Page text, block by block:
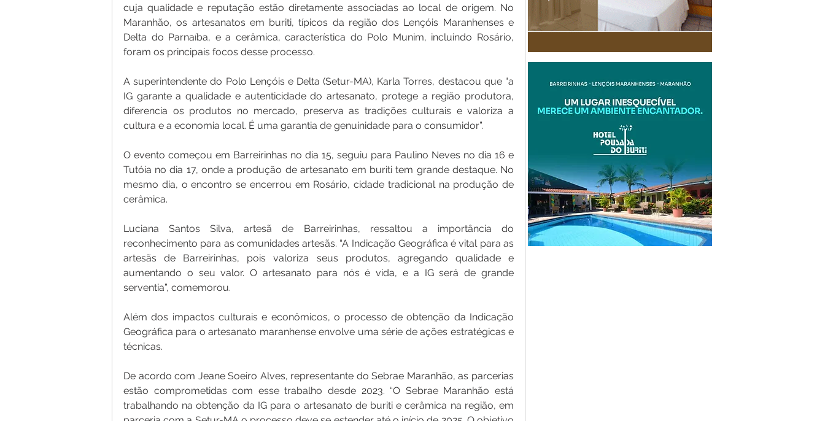
cuja qualidade e reputação estão diretamente associadas ao local de origem. No
Maranhão, os artesanatos em buriti, típicos da região dos Lençóis Maranhenses e
Delta do Parnaíba, e a cerâmica, característica do Polo Munim, incluindo Rosário,
foram os principais focos desse processo.
A superintendente do Polo Lençóis e Delta (Setur-MA), Karla Torres, destacou que “a
IG garante a qualidade e autenticidade do artesanato, protege a região produtora,
diferencia os produtos no mercado, preserva as tradições culturais e valoriza a
cultura e a economia local. É uma garantia de genuinidade para o consumidor”.
O evento começou em Barreirinhas no dia 15, seguiu para Paulino Neves no dia 16 e
Tutóia no dia 17, onde a produção de artesanato em buriti tem grande destaque. No
mesmo dia, o encontro se encerrou em Rosário, cidade tradicional na produção de
cerâmica.
Luciana Santos Silva, artesã de Barreirinhas, ressaltou a importância do
reconhecimento para as comunidades artesãs. “A Indicação Geográfica é vital para as
artesãs de Barreirinhas, pois valoriza seus produtos, agregando qualidade e
aumentando o seu valor. O artesanato para nós é vida, e a IG será de grande
serventia”, comemorou.
Além dos impactos culturais e econômicos, o processo de obtenção da Indicação
Geográfica para o artesanato maranhense envolve uma série de ações estratégicas e
técnicas.
De acordo com Jeane Soeiro Alves, representante do Sebrae Maranhão, as parcerias
estão comprometidas com esse trabalho desde 2023. “O Sebrae Maranhão está
trabalhando na obtenção da IG para o artesanato de buriti e cerâmica na região, em